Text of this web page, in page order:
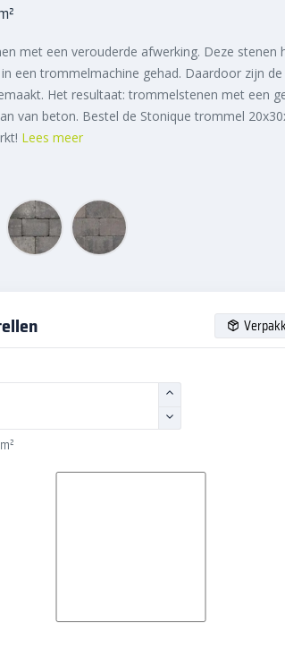
met een verouderde afwerking. Deze stenen
een trommelmachine gehad. Daardoor zijn de
Het resultaat: trommelstenen met een
van beton. Bestel de Stonique trommel
Lees meer
m²